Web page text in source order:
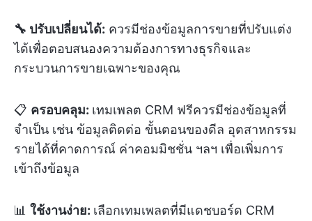
🔧 ปรับเปลี่ยนได้: ควรมีช่องข้อมูลการขายที่ปรับแต่ง
ได้เพื่อตอบสนองความต้องการทางธุรกิจและ
กระบวนการขายเฉพาะของคุณ
📋 ครอบคลุม: เทมเพลต CRM ฟรีควรมีช่องข้อมูลที่
จำเป็น เช่น ข้อมูลติดต่อ ขั้นตอนของดีล อุตสาหกรรม
รายได้ที่คาดการณ์ ค่าคอมมิชชั่น ฯลฯ เพื่อเพิ่มการ
เข้าถึงข้อมูล
📊 ใช้งานง่าย: เลือกเทมเพลตที่มีแดชบอร์ด CRM